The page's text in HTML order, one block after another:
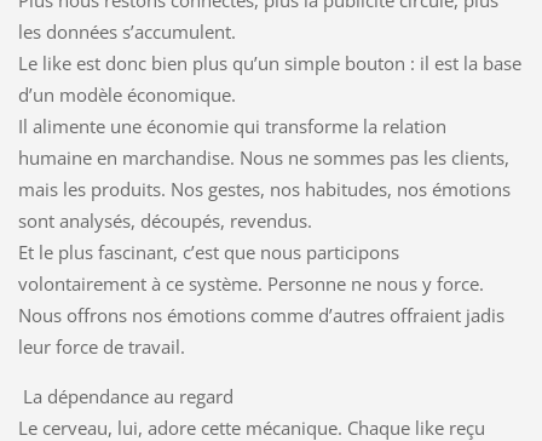
les données s’accumulent.
Le like est donc bien plus qu’un simple bouton : il est la base
d’un modèle économique.
Il alimente une économie qui transforme la relation
humaine en marchandise. Nous ne sommes pas les clients,
mais les produits. Nos gestes, nos habitudes, nos émotions
sont analysés, découpés, revendus.
Et le plus fascinant, c’est que nous participons
volontairement à ce système. Personne ne nous y force.
Nous offrons nos émotions comme d’autres offraient jadis
leur force de travail.
La dépendance au regard
Le cerveau, lui, adore cette mécanique. Chaque like reçu